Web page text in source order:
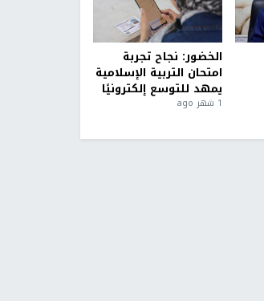
الخضور: نجاح تجربة
امتحان التربية الإسلامية
يمهد للتوسع إلكترونيًا
1 شهر ago